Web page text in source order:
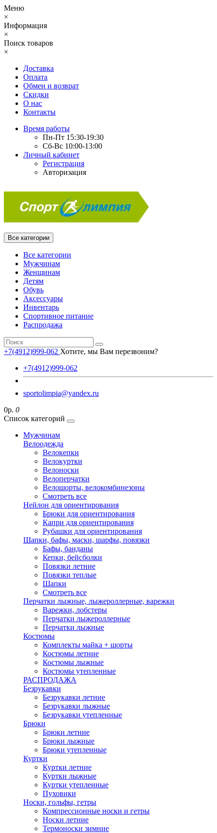
Меню
×
Информация
×
Поиск товаров
×
Доставка
Оплата
Обмен и возврат
Скидки
О нас
Контакты
Время работы
Пн-Пт 15:30-19:30
Сб-Вс 10:00-13:00
Личный кабинет
Регистрация
Авторизация
Все категории
Все категории
Мужчинам
Женщинам
Детям
Обувь
Аксессуары
Инвентарь
Спортивное питание
Распродажа
+7(4912)999-062 Хотите, мы Вам перезвоним?
+7(4912)999-062
sportolimpia@yandex.ru
0р. 0
Список категорий
Мужчинам
Велоодежда
Велокепки
Велокуртки
Велоноски
Велоперчатки
Велошорты, велокомбинезоны
Смотреть все
Нейлон для ориентирования
Брюки для ориентирования
Капри для ориентирования
Рубашки для ориентирования
Шапки, бафы, маски, шарфы, повязки
Бафы, банданы
Кепки, бейсболки
Повязки летние
Повязки теплые
Шапки
Смотреть все
Перчатки лыжные, лыжероллерные, варежки
Варежки, лобстеры
Перчатки лыжероллерные
Перчатки лыжные
Костюмы
Комплекты майка + шорты
Костюмы летние
Костюмы лыжные
Костюмы утепленные
РАСПРОДАЖА
Безрукавки
Безрукавки летние
Безрукавки лыжные
Безрукавки утепленные
Брюки
Брюки летние
Брюки лыжные
Брюки утепленные
Куртки
Куртки летние
Куртки лыжные
Куртки утепленные
Пуховики
Носки, гольфы, гетры
Компрессионные носки и гетры
Носки летние
Термоноски зимние